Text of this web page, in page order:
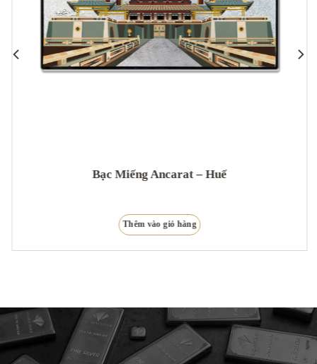
Bạc Miếng Ancarat – Huế
Thêm vào giỏ hàng